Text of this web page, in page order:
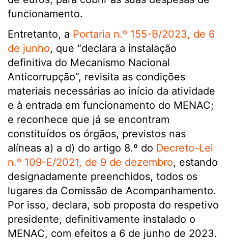
funcionamento.
Entretanto, a Portaria n.º 155-B/2023, de 6
de junho, que “declara a instalação
definitiva do Mecanismo Nacional
Anticorrupção”, revisita as condições
materiais necessárias ao início da atividade
e à entrada em funcionamento do MENAC;
e reconhece que já se encontram
constituídos os órgãos, previstos nas
alíneas a) a d) do artigo 8.º do Decreto-Lei
n.º 109-E/2021, de 9 de dezembro, estando
designadamente preenchidos, todos os
lugares da Comissão de Acompanhamento.
Por isso, declara, sob proposta do respetivo
presidente, definitivamente instalado o
MENAC, com efeitos a 6 de junho de 2023.